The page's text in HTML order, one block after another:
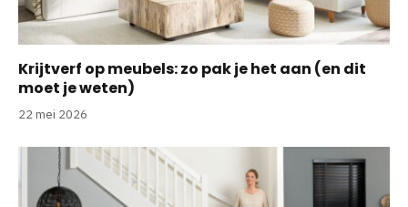
Krijtverf op meubels: zo pak je het aan (en dit
moet je weten)
22 mei 2026